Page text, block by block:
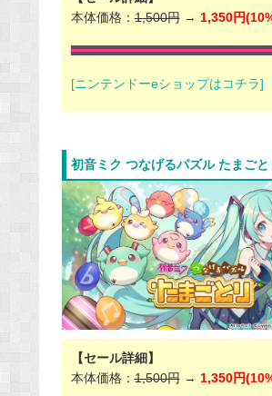
本体価格：1,500円→ 1,350円
[ニンテンドーeショップはコチラ]
初音ミク つなげるパズル たまごと
【セール詳細】
本体価格：1,500円→ 1,350円